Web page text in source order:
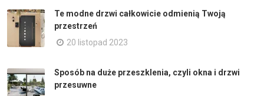
Te modne drzwi całkowicie odmienią Twoją
przestrzeń
20 listopad 2023
Sposób na duże przeszklenia, czyli okna i drzwi
przesuwne